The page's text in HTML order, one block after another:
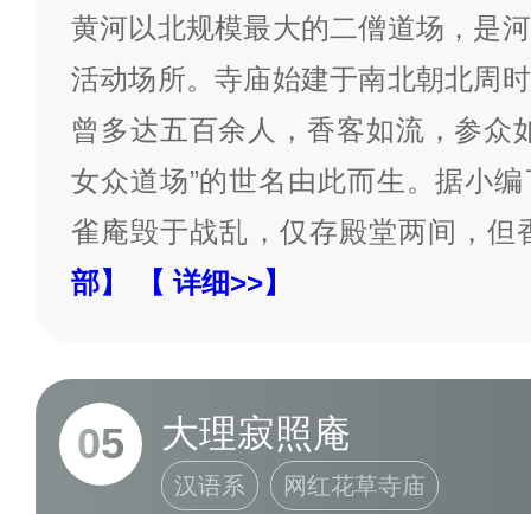
黄河以北规模最大的二僧道场，是
活动场所。寺庙始建于南北朝北周
曾多达五百余人，香客如流，参众
女众道场”的世名由此而生。据小
雀庵毁于战乱，仅存殿堂两间，但
部】
【 详细>>】
05 大理寂照庵
汉语系 网红花草寺庙